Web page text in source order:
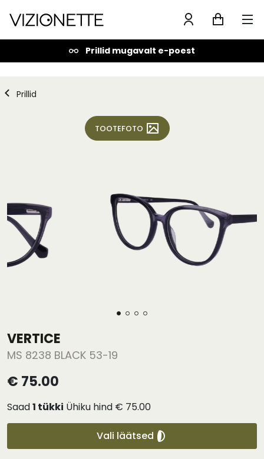
Prillid mugavalt e-poest
Prillid
TOOTEFOTO
VERTICE
MS 8238 BLACK 53-19
€ 75.00
Saad1 tükki Ühiku hind € 75.00
Vali läätsed